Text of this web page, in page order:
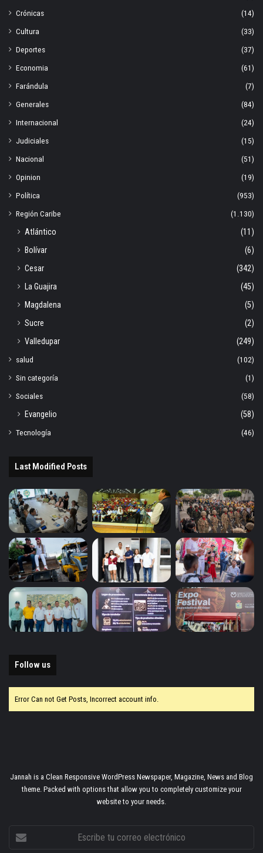
Crónicas
(14)
Cultura
(33)
Deportes
(37)
Economia
(61)
Farándula
(7)
Generales
(84)
Internacional
(24)
Judiciales
(15)
Nacional
(51)
Opinion
(19)
Política
(953)
Región Caribe
(1.130)
Atlántico
(11)
Bolívar
(6)
Cesar
(342)
La Guajira
(45)
Magdalena
(5)
Sucre
(2)
Valledupar
(249)
salud
(102)
Sin categoría
(1)
Sociales
(58)
Evangelio
(58)
Tecnología
(46)
Last Modified Posts
Follow us
Error Can not Get Posts, Incorrect account info.
Jannah is a Clean Responsive WordPress Newspaper, Magazine, News and Blog
theme. Packed with options that allow you to completely customize your
website to your needs.